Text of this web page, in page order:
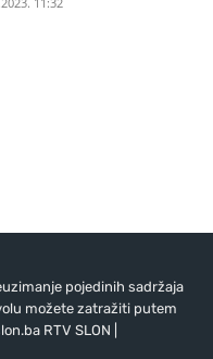
pojedinih sadržaja
možete zatražiti putem
RTV SLON |